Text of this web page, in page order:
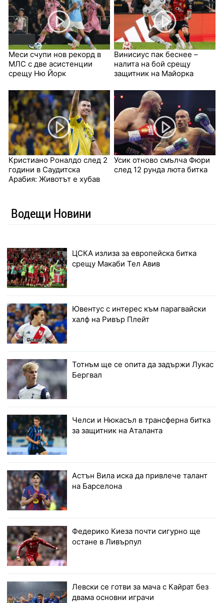
Меси счупи нов рекорд в
МЛС с две асистенции
срещу Ню Йорк
Винисиус пак беснее –
налита на бой срещу
защитник на Майорка
Кристиано Роналдо след 2
години в Саудитска
Арабия: Животът е хубав
Усик отново смълча Фюри
след 12 рунда люта битка
Водещи Новини
ЦСКА излиза за европейска битка
срещу Макаби Тел Авив
Ювентус с интерес към парагвайски
халф на Ривър Плейт
Тотнъм ще се опита да задържи Лукас
Бергвал
Челси и Нюкасъл в трансферна битка
за защитник на Аталанта
Астън Вила иска да привлече талант
на Барселона
Федерико Киеза почти сигурно ще
остане в Ливърпул
Левски се готви за мача с Кайрат без
двама основни играчи